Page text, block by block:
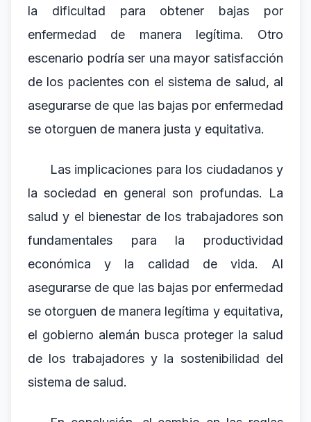
la dificultad para obtener bajas por
enfermedad de manera legítima. Otro
escenario podría ser una mayor satisfacción
de los pacientes con el sistema de salud, al
asegurarse de que las bajas por enfermedad
se otorguen de manera justa y equitativa.
Las implicaciones para los ciudadanos y
la sociedad en general son profundas. La
salud y el bienestar de los trabajadores son
fundamentales para la productividad
económica y la calidad de vida. Al
asegurarse de que las bajas por enfermedad
se otorguen de manera legítima y equitativa,
el gobierno alemán busca proteger la salud
de los trabajadores y la sostenibilidad del
sistema de salud.